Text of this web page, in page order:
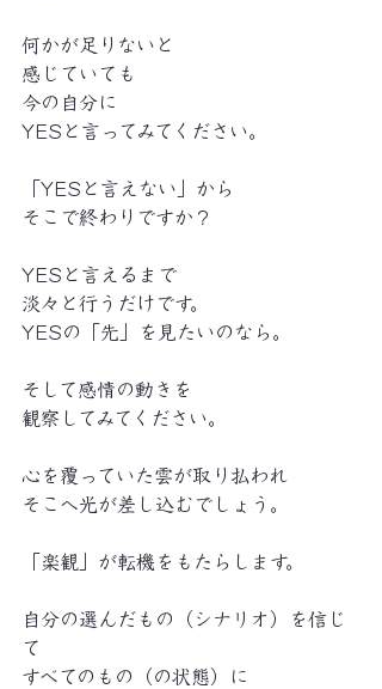
何かが足りないと
感じていても
今の自分に
YESと言ってみてください。
「YESと言えない」から
そこで終わりですか？
YESと言えるまで
淡々と行うだけです。
YESの「先」を見たいのなら。
そして感情の動きを
観察してみてください。
心を覆っていた雲が取り払われ
そこへ光が差し込むでしょう。
「楽観」が転機をもたらします。
自分の選んだもの（シナリオ）を信じ
て
すべてのもの（の状態）に